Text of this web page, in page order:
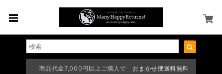
商品代金7,000円以上ご購入で おまかせ便送料無料